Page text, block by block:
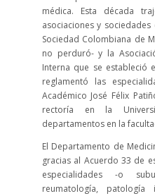
médica. Esta década
asociaciones y sociedades
Sociedad Colombiana de
no perduró- y la
Interna que se estableció
reglamentó las
Académico José Félix
rectoría en la
departamentos en la
El Departamento de
gracias al Acuerdo 33 de
especialidades -o
reumatología, patología